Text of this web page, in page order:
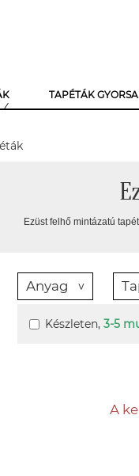
TAPÉTÁK
Ezüst felhő mintázatú
Anyag
Készleten, 3-5
A